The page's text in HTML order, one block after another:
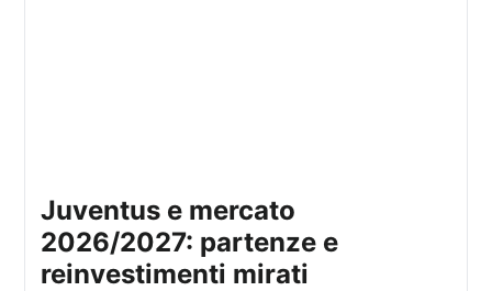
juventus e mercato
2026/2027: partenze e
reinvestimenti mirati